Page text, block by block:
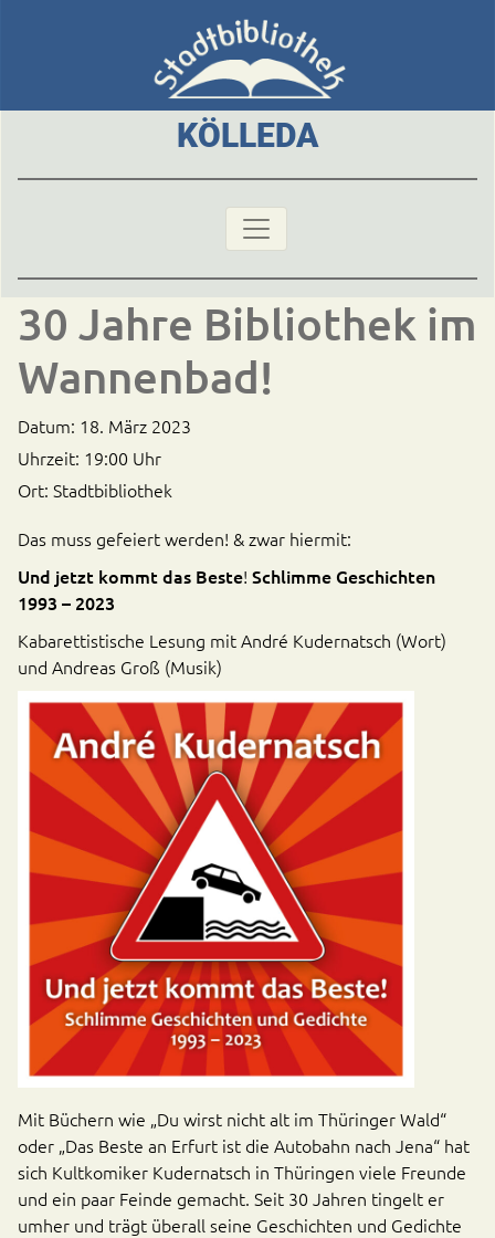
KÖLLEDA
30 Jahre Bibliothek im
Wannenbad!
Datum: 18. März 2023
Uhrzeit: 19:00 Uhr
Ort: Stadtbibliothek
Das muss gefeiert werden! & zwar hiermit:
Und jetzt kommt das Beste! Schlimme Geschichten
1993 – 2023
Kabarettistische Lesung mit André Kudernatsch (Wort)
und Andreas Groß (Musik)
Mit Büchern wie „Du wirst nicht alt im Thüringer Wald“
oder „Das Beste an Erfurt ist die Autobahn nach Jena“ hat
sich Kultkomiker Kudernatsch in Thüringen viele Freunde
und ein paar Feinde gemacht. Seit 30 Jahren tingelt er
umher und trägt überall seine Geschichten und Gedichte